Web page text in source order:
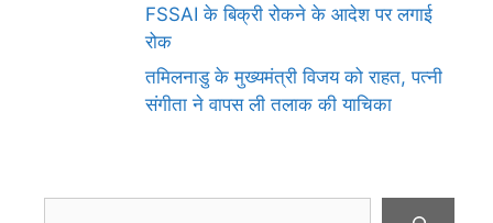
FSSAI के बिक्री रोकने के आदेश पर लगाई
रोक
तमिलनाडु के मुख्यमंत्री विजय को राहत, पत्नी
संगीता ने वापस ली तलाक की याचिका